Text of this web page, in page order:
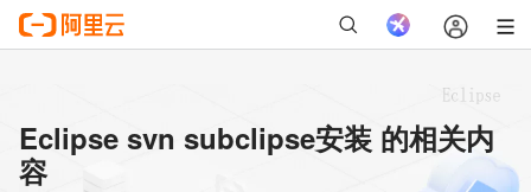
Eclipse svn subclipse安装 的相关内
容